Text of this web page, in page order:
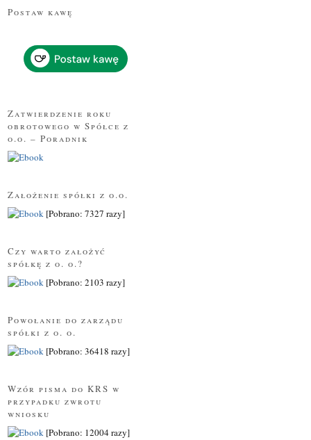
Postaw kawę
Zatwierdzenie roku
obrotowego w Spółce z
o.o. – Poradnik
Założenie spółki z o.o.
[Pobrano: 7327 razy]
Czy warto założyć
spółkę z o. o.?
[Pobrano: 2103 razy]
Powołanie do zarządu
spółki z o. o.
[Pobrano: 36418 razy]
Wzór pisma do KRS w
przypadku zwrotu
wniosku
[Pobrano: 12004 razy]